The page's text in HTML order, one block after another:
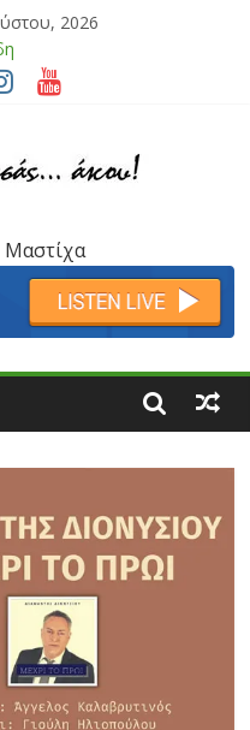
2026
Στρατάκης
Μαστίχα